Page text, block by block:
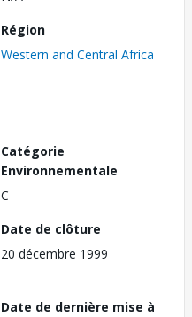
Région
Western and Central Africa
Catégorie
Environnementale
C
Date de clôture
20 décembre 1999
Date de dernière mise à